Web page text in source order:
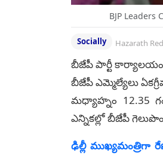
BJP Leaders
Socially Hazarath
బీజేపీ పార్టీ
బీజేపీ ఎమ్మెల్యేలు
మధ్యాహ్నం 12.35
ఎన్నికల్లో బీజేపీ
ఢిల్లీ ముఖ్యమంత్రిగా